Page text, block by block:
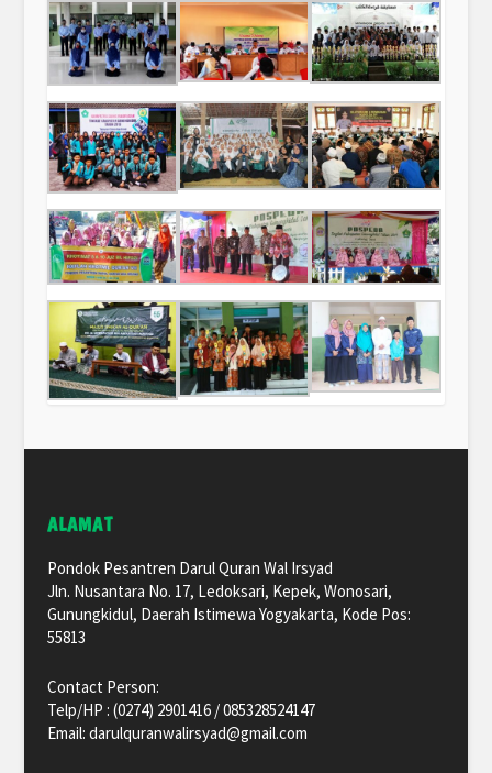
ALAMAT
Pondok Pesantren Darul Quran Wal Irsyad
Jln. Nusantara No. 17, Ledoksari, Kepek, Wonosari,
Gunungkidul, Daerah Istimewa Yogyakarta, Kode Pos:
55813
Contact Person:
Telp/HP : (0274) 2901416 / 085328524147
Email: darulquranwalirsyad@gmail.com